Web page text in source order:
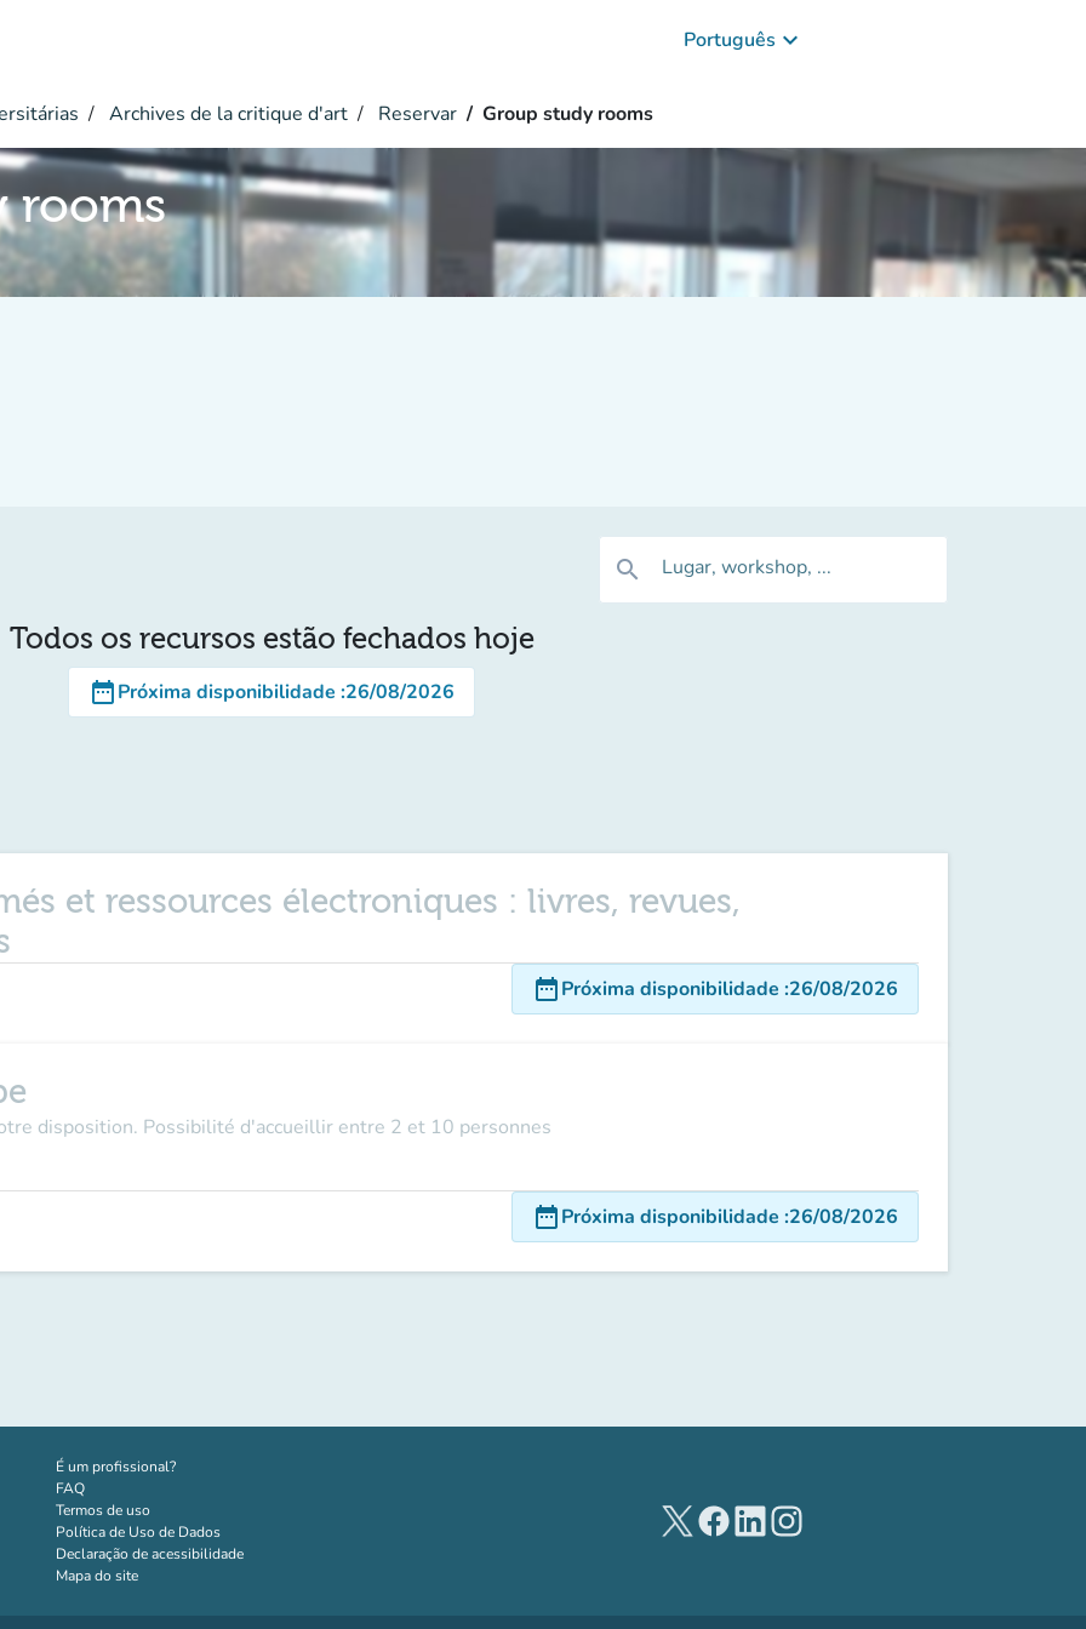
Português keyboard_arrow_down
Archives de la critique d'art Reservar Group study rooms
rooms
search Lugar, workshop, ...
Todos os recursos estão fechados hoje
date_rangePróxima disponibilidade :26/08/2026
et ressources électroniques : livres, revues,
date_rangePróxima disponibilidade :26/08/2026
disposition. Possibilité d'accueillir entre 2 et 10 personnes
date_rangePróxima disponibilidade :26/08/2026
É um profissional?(novo separador)
FAQ
Termos de uso
Política de Uso de Dados
Declaração de acessibilidade
Mapa do site
(novo separador)
(novo separador)
(novo separador)